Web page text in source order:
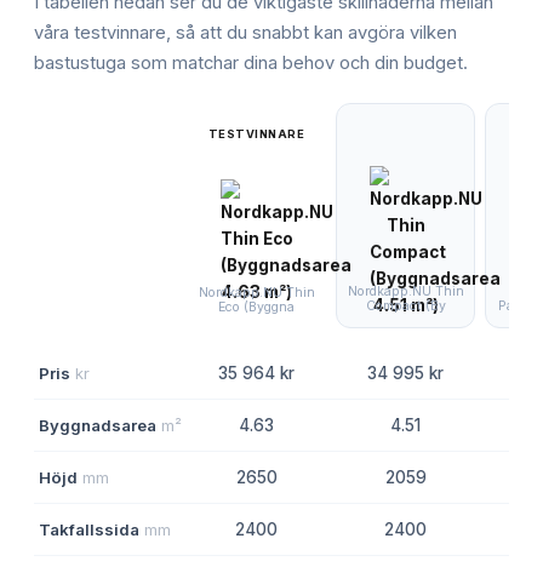
våra testvinnare, så att du snabbt kan avgöra vilken
bastustuga som matchar dina behov och din budget.
TESTVINNARE
Nordkapp.NU Thin
Eco (Byggna
Nordkapp.NU Thin
Compact (By
Pris kr 35 964 kr 34 995 kr
Byggnadsarea m² 4.63 4.51
Höjd mm 2650 2059
Takfallssida mm 2400 2400